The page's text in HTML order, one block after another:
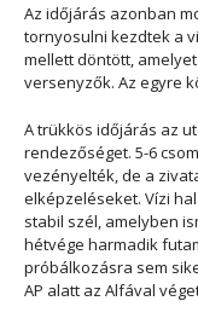
Az időjárás azonban
tornyosulni kezdtek a
mellett döntött,
versenyzők. Az egyre
A trükkös időjárás az
rendezőséget. 5-6
vezényelték, de a
elképzeléseket. Vízi
stabil szél, amelyben
hétvége harmadik
próbálkozásra sem
AP alatt az Alfával